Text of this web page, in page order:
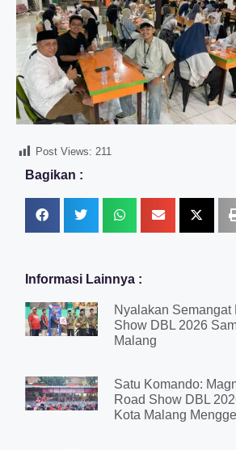
Post Views: 211
Bagikan :
Informasi Lainnya :
Nyalakan Semangat
Show DBL 2026
Malang
Satu Komando:
Road Show DBL
Kota Malang